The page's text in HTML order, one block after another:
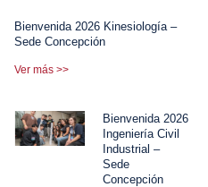
Bienvenida 2026 Kinesiología –
Sede Concepción
Ver más >>
Bienvenida 2026
Ingeniería Civil
Industrial –
Sede
Concepción